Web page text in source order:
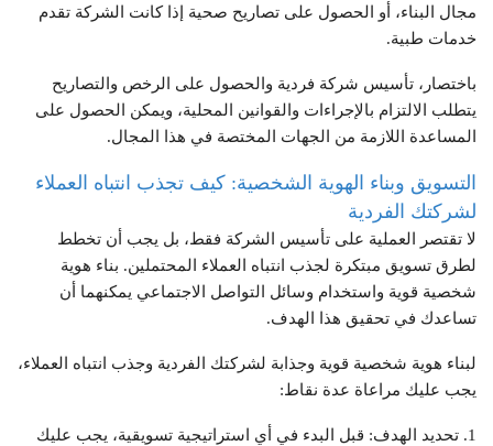
مجال البناء، أو الحصول على تصاريح صحية إذا كانت الشركة تقدم
خدمات طبية.
باختصار، تأسيس شركة فردية والحصول على الرخص والتصاريح
يتطلب الالتزام بالإجراءات والقوانين المحلية، ويمكن الحصول على
المساعدة اللازمة من الجهات المختصة في هذا المجال.
التسويق وبناء الهوية الشخصية: كيف تجذب انتباه العملاء
لشركتك الفردية
لا تقتصر العملية على تأسيس الشركة فقط، بل يجب أن تخطط
لطرق تسويق مبتكرة لجذب انتباه العملاء المحتملين. بناء هوية
شخصية قوية واستخدام وسائل التواصل الاجتماعي يمكنهما أن
تساعدك في تحقيق هذا الهدف.
لبناء هوية شخصية قوية وجذابة لشركتك الفردية وجذب انتباه العملاء،
يجب عليك مراعاة عدة نقاط:
1. تحديد الهدف: قبل البدء في أي استراتيجية تسويقية، يجب عليك